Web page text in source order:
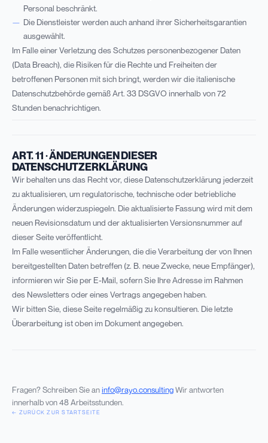
Personal beschränkt.
Die Dienstleister werden auch anhand ihrer Sicherheitsgarantien
ausgewählt.
Im Falle einer Verletzung des Schutzes personenbezogener Daten
(Data Breach), die Risiken für die Rechte und Freiheiten der
betroffenen Personen mit sich bringt, werden wir die italienische
Datenschutzbehörde gemäß Art. 33 DSGVO innerhalb von 72
Stunden benachrichtigen.
ART. 11 · ÄNDERUNGEN DIESER
DATENSCHUTZERKLÄRUNG
Wir behalten uns das Recht vor, diese Datenschutzerklärung jederzeit
zu aktualisieren, um regulatorische, technische oder betriebliche
Änderungen widerzuspiegeln. Die aktualisierte Fassung wird mit dem
neuen Revisionsdatum und der aktualisierten Versionsnummer auf
dieser Seite veröffentlicht.
Im Falle wesentlicher Änderungen, die die Verarbeitung der von Ihnen
bereitgestellten Daten betreffen (z. B. neue Zwecke, neue Empfänger),
informieren wir Sie per E-Mail, sofern Sie Ihre Adresse im Rahmen
des Newsletters oder eines Vertrags angegeben haben.
Wir bitten Sie, diese Seite regelmäßig zu konsultieren. Die letzte
Überarbeitung ist oben im Dokument angegeben.
Fragen? Schreiben Sie aninfo@rayo.consultingWir antworten
innerhalb von 48 Arbeitsstunden.
← ZURÜCK ZUR STARTSEITE